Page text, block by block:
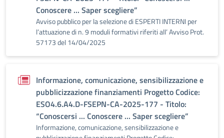
Conoscere ... Saper scegliere”
Avviso pubblico per la selezione di ESPERTI INTERNI per
l’attuazione di n. 9 moduli formativi riferiti all’ Avviso Prot.
57173 del 14/04/2025
Informazione, comunicazione, sensibilizzazione e
pubblicizzazione finanziamenti Progetto Codice:
ESO4.6.A4.D-FSEPN-CA-2025-177 - Titolo:
“Conoscersi ... Conoscere ... Saper scegliere”
Informazione, comunicazione, sensibilizzazione e